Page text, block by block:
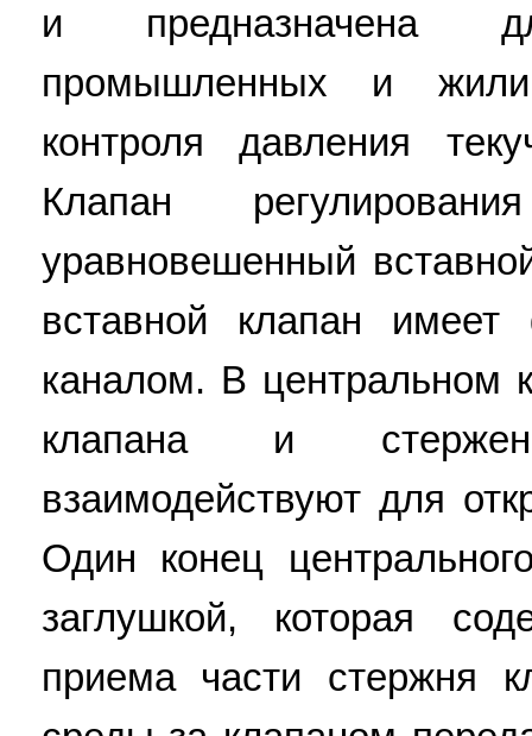
и предназначена
промышленных и
контроля давления
Клапан
уравновешенный
вставной клапан
каналом. В центральном
клапана и
взаимодействуют для
Один конец
заглушкой, которая
приема части стержня